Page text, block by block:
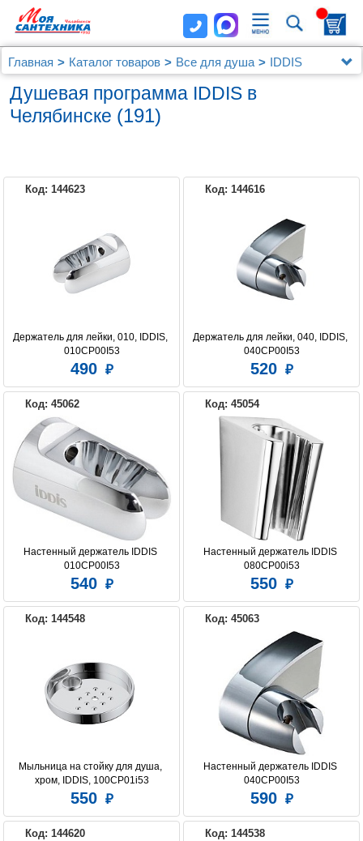
Главная Каталог товаров Все для душа IDDIS
Душевая программа IDDIS в
Челябинске (191)
Код: 144623
Держатель для лейки, 010, IDDIS,
010CP00I53
490
Код: 144616
Держатель для лейки, 040, IDDIS,
040CP00I53
520
Код: 45062
Настенный держатель IDDIS
010CP00I53
540
Код: 45054
Настенный держатель IDDIS
080CP00i53
550
Код: 144548
Мыльница на стойку для душа,
хром, IDDIS, 100CP01i53
550
Код: 45063
Настенный держатель IDDIS
040CP00I53
590
Код: 144620 Код: 144538